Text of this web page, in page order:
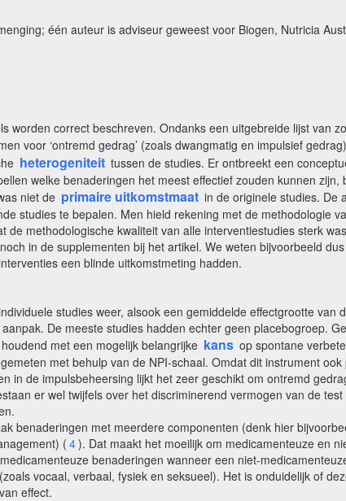
één auteur is adviseur geweest voor Biogen, Nutricia
worden correct beschreven. Ondanks een uitgebreide lijst van
voor ‘ontremd gedrag’ (zoals dwangmatig en impulsief
heterogeniteit tussen de studies. Er ontbreekt een
welke benaderingen het meest effectief zouden kunnen
niet de primaire uitkomstmaat in de originele studies. De
studies te bepalen. Men hield rekening met de methodologie
de methodologische kwaliteit van alle interventiestudies sterk
in de supplementen bij het artikel. We weten bijvoorbeeld
een blinde uitkomstmeting hadden.
studies weer, alsook een gemiddelde effectgrootte
De meeste studies hadden echter geen placebogroep.
met een mogelijk belangrijke kans op spontane
met behulp van de NPI-schaal. Omdat dit instrument
in de impulsbeheersing lijkt het zeer geschikt om ontremd
er wel twijfels over het discriminerend vermogen van de test
benaderingen met meerdere componenten (denk hier
( 4). Dat maakt het moeilijk om medicamenteuze en
benaderingen wanneer een niet-
vocaal, verbaal, fysiek en seksueel). Het is onduidelijk of
effect.